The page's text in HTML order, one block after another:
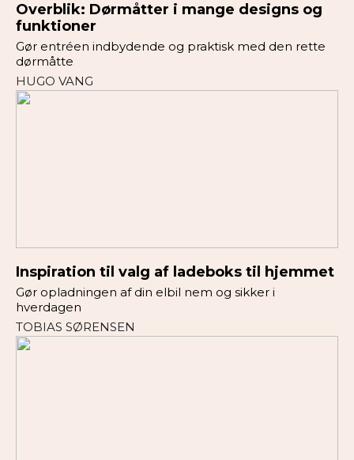
Overblik: Dørmåtter i mange designs og
funktioner
Gør entréen indbydende og praktisk med den rette
dørmåtte
HUGO VANG
Inspiration til valg af ladeboks til hjemmet
Gør opladningen af din elbil nem og sikker i
hverdagen
TOBIAS SØRENSEN